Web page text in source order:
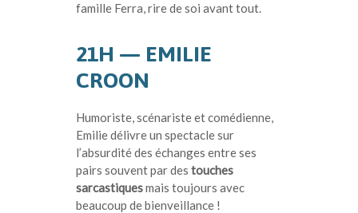
famille Ferra, rire de soi avant tout.
21H — EMILIE
CROON
Humoriste, scénariste et comédienne,
Emilie délivre un spectacle sur
l’absurdité des échanges entre ses
pairs souvent par des touches
sarcastiquesmais toujours avec
beaucoup de bienveillance !